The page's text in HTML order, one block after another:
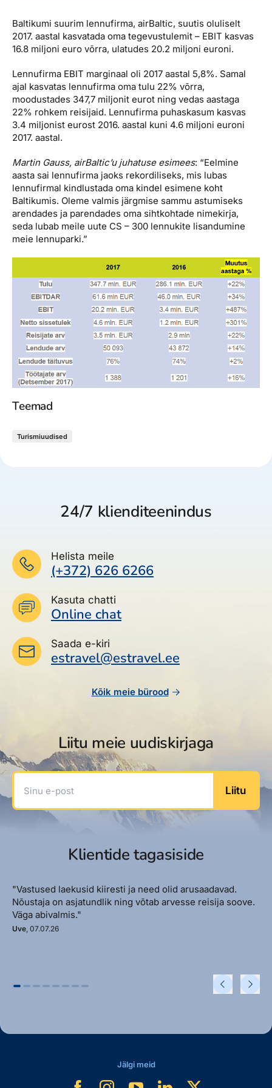
Airalo eSIM
Reisija meelespea
Platinum Club
Püsisoodustused
Boonuspunktid
Ettevõttest, kontaktid, reisikonsultandi teenus, tule
tööle, uudised...
Ettevõttest
Kontaktid
Reisikonsultandi teenus
Tule tööle
Uudised
Baltikumi suurim lennufirma, airBaltic, suutis oluliselt
2017. aastal kasvatada oma tegevustulemit – EBIT kasvas
16.8 miljoni euro võrra, ulatudes 20.2 miljoni euroni.
Lennufirma EBIT marginaal oli 2017 aastal 5,8%. Samal
ajal kasvatas lennufirma oma tulu 22% võrra,
moodustades 347,7 miljonit eurot ning vedas aastaga
22% rohkem reisijaid. Lennufirma puhaskasum kasvas
3.4 miljonist eurost 2016. aastal kuni 4.6 miljoni euroni
2017. aastal.
Martin Gauss, airBaltic’u juhatuse esimees: “Eelmine
aasta sai lennufirma jaoks rekordiliseks, mis lubas
lennufirmal kindlustada oma kindel esimene koht
Baltikumis. Oleme valmis järgmise sammu astumiseks
arendades ja parendades oma sihtkohtade nimekirja,
seda lubab meile uute CS – 300 lennukite lisandumine
meie lennuparki.”
Teemad
Turismiuudised
24/7 klienditeenindus
Helista meile
(+372) 626 6266
Kasuta chatti
Online chat
Saada e-kiri
estravel@estravel.ee
Kõik meie bürood
Liitu meie uudiskirjaga
Sinu e-post
Liitu
Klientide tagasiside
"Vastused laekusid kiiresti ja need olid arusaadavad.
Nõustaja on asjatundlik ning võtab arvesse reisija soove.
Väga abivalmis."
Uve, 07.07.26
Jälgi meid